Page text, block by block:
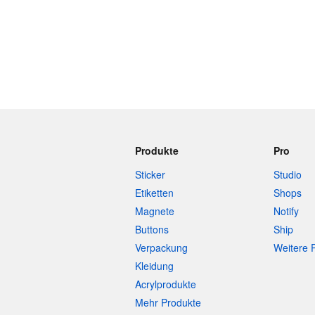
Produkte
Sticker
Etiketten
Magnete
Buttons
Verpackung
Kleidung
Acrylprodukte
Mehr Produkte
Pro
Studio
Shops
Notify
Ship
Weitere